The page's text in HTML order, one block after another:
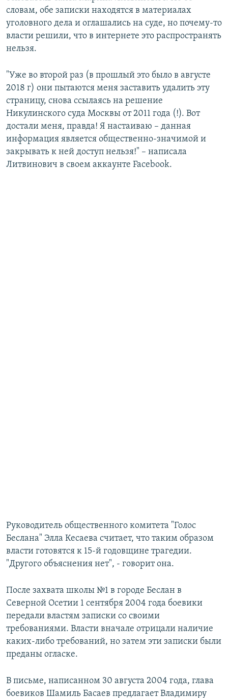
словам, обе записки находятся в материалах
уголовного дела и оглашались на суде, но почему-то
власти решили, что в интернете это распространять
нельзя.
"Уже во второй раз (в прошлый это было в августе
2018 г) они пытаются меня заставить удалить эту
страницу, снова ссылаясь на решение
Никулинского суда Москвы от 2011 года (!). Вот
достали меня, правда! Я настаиваю – данная
информация является общественно-значимой и
закрывать к ней доступ нельзя!" – написала
Литвинович в своем аккаунте Facebook.
Руководитель общественного комитета "Голос
Беслана" Элла Кесаева считает, что таким образом
власти готовятся к 15-й годовщине трагедии.
"Другого объяснения нет", - говорит она.
После захвата школы №1 в городе Беслан в
Северной Осетии 1 сентября 2004 года боевики
передали властям записки со своими
требованиями. Власти вначале отрицали наличие
каких-либо требований, но затем эти записки были
преданы огласке.
В письме, написанном 30 августа 2004 года, глава
боевиков Шамиль Басаев предлагает Владимиру